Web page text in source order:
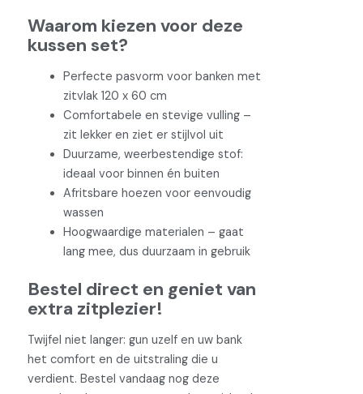
Waarom kiezen voor deze
kussen set?
Perfecte pasvorm voor banken met
zitvlak 120 x 60 cm
Comfortabele en stevige vulling –
zit lekker en ziet er stijlvol uit
Duurzame, weerbestendige stof:
ideaal voor binnen én buiten
Afritsbare hoezen voor eenvoudig
wassen
Hoogwaardige materialen – gaat
lang mee, dus duurzaam in gebruik
Bestel direct en geniet van
extra zitplezier!
Twijfel niet langer: gun uzelf en uw bank
het comfort en de uitstraling die u
verdient. Bestel vandaag nog deze